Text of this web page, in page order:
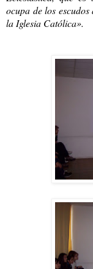
ocupa de los
la Iglesia Católica».